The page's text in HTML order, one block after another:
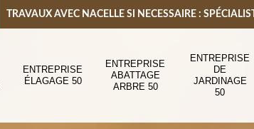
TRAVAUX AVEC NACELLE SI NECESSAIRE :
ENTREPRISE
ÉLAGAGE 50
ENTREPRISE
ABATTAGE
ARBRE 50
ENTREPRISE
DE
JARDINAGE
50